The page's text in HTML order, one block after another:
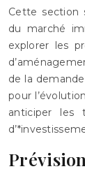
Cette section
du marché
explorer les
de la
pour
anticiper les